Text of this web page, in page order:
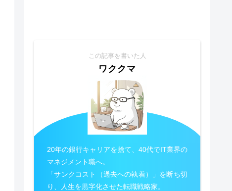
この記事を書いた人
ワククマ
20年の銀行キャリアを捨て、40代でIT業界の
マネジメント職へ。
「サンクコスト（過去への執着）」を断ち切
り、人生を黒字化させた転職戦略家。